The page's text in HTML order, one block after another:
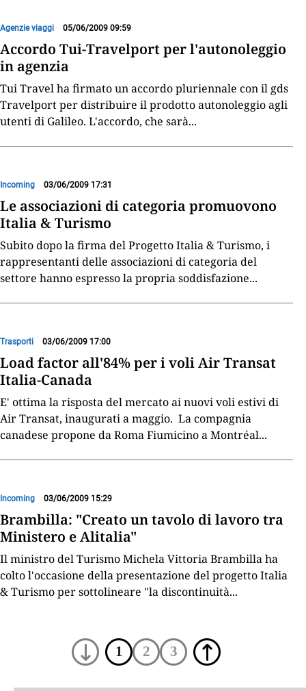
Agenzie viaggi 05/06/2009 09:59
Accordo Tui-Travelport per l'autonoleggio
in agenzia
Tui Travel ha firmato un accordo pluriennale con il gds
Travelport per distribuire il prodotto autonoleggio agli
utenti di Galileo. L'accordo, che sarà...
Incoming 03/06/2009 17:31
Le associazioni di categoria promuovono
Italia & Turismo
Subito dopo la firma del Progetto Italia & Turismo, i
rappresentanti delle associazioni di categoria del
settore hanno espresso la propria soddisfazione...
Trasporti 03/06/2009 17:00
Load factor all'84% per i voli Air Transat
Italia-Canada
E' ottima la risposta del mercato ai nuovi voli estivi di
Air Transat, inaugurati a maggio. La compagnia
canadese propone da Roma Fiumicino a Montréal...
Incoming 03/06/2009 15:29
Brambilla: "Creato un tavolo di lavoro tra
Ministero e Alitalia"
Il ministro del Turismo Michela Vittoria Brambilla ha
colto l'occasione della presentazione del progetto Italia
& Turismo per sottolineare "la discontinuità...
1 2 3